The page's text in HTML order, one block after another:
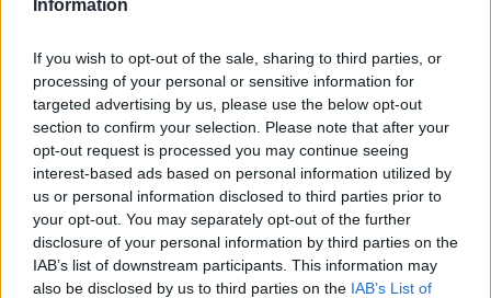
Information
If you wish to opt-out of the sale, sharing to third parties, or
processing of your personal or sensitive information for
targeted advertising by us, please use the below opt-out
section to confirm your selection. Please note that after your
opt-out request is processed you may continue seeing
interest-based ads based on personal information utilized by
us or personal information disclosed to third parties prior to
your opt-out. You may separately opt-out of the further
disclosure of your personal information by third parties on the
IAB’s list of downstream participants. This information may
also be disclosed by us to third parties on the IAB’s List of
ΔΕΙΤΕ ΕΠΙΣΗΣ